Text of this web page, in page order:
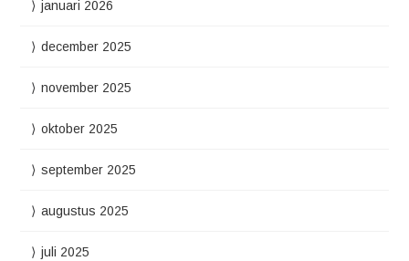
januari 2026
december 2025
november 2025
oktober 2025
september 2025
augustus 2025
juli 2025